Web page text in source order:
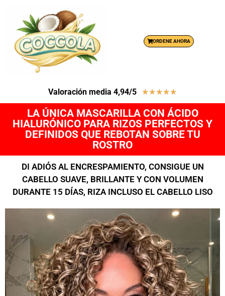
ORDENE AHORA
Valoración media 4,94/5 ★★★★★
LA ÚNICA MASCARILLA CON ÁCIDO
HIALURÓNICO PARA RIZOS PERFECTOS Y
DEFINIDOS QUE REBOTAN SOBRE TU
ROSTRO
DI ADIÓS AL ENCRESPAMIENTO, CONSIGUE UN
CABELLO SUAVE, BRILLANTE Y CON VOLUMEN
DURANTE 15 DÍAS, RIZA INCLUSO EL CABELLO LISO